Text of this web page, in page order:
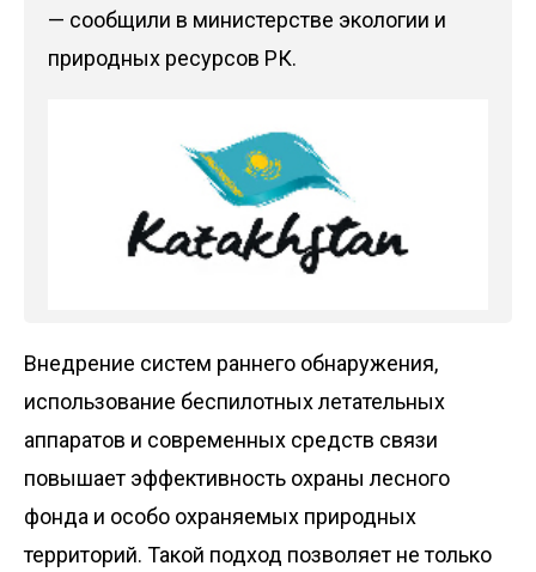
— сообщили в министерстве экологии и
природных ресурсов РК.
Внедрение систем раннего обнаружения,
использование беспилотных летательных
аппаратов и современных средств связи
повышает эффективность охраны лесного
фонда и особо охраняемых природных
территорий. Такой подход позволяет не только